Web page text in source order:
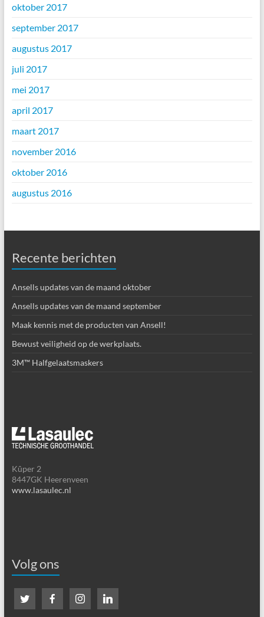
oktober 2017
september 2017
augustus 2017
juli 2017
mei 2017
april 2017
maart 2017
november 2016
oktober 2016
augustus 2016
Recente berichten
Ansells updates van de maand oktober
Ansells updates van de maand september
Maak kennis met de producten van Ansell!
Bewust veiligheid op de werkplaats.
3M™ Halfgelaatsmaskers
Kûper 2
8447GK Heerenveen
www.lasaulec.nl
Volg ons